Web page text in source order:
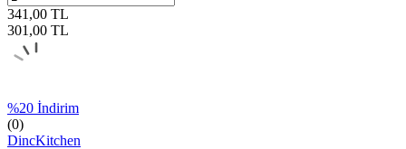
341,00 TL
301,00 TL
%20 İndirim
(0)
DincKitchen